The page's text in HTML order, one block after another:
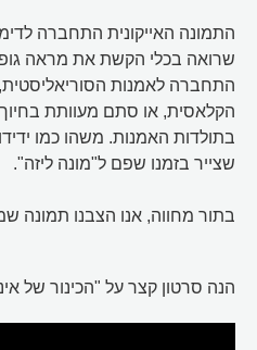
התמונה האייקונית התחברה
שרואה בכלי הקשת את מראה
התחברה לאמנות
הקלאסית, או סתם מעוותת
בתולדות האמנות. משהו כמו
שצייר בזמנו שפם ל"מונה ליזה".
בתור מחווה, אנו הצבנו תמונה
הנה סרטון קצר על "הכינור של